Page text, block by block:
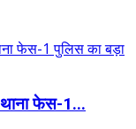
थाना फेस-1...